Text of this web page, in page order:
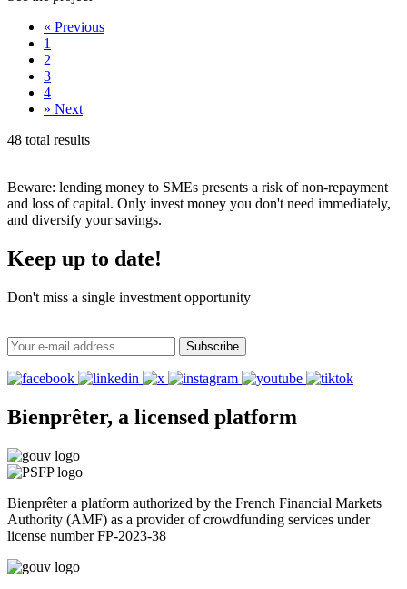
« Previous
1
2
3
4
» Next
48 total results
Beware: lending money to SMEs presents a risk of non-repayment
and loss of capital. Only invest money you don't need immediately,
and diversify your savings.
Keep up to date!
Don't miss a single investment opportunity
Subscribe
Bienprêter, a licensed platform
Bienprêter a platform authorized by the French Financial Markets
Authority (AMF) as a provider of crowdfunding services under
license number FP-2023-38